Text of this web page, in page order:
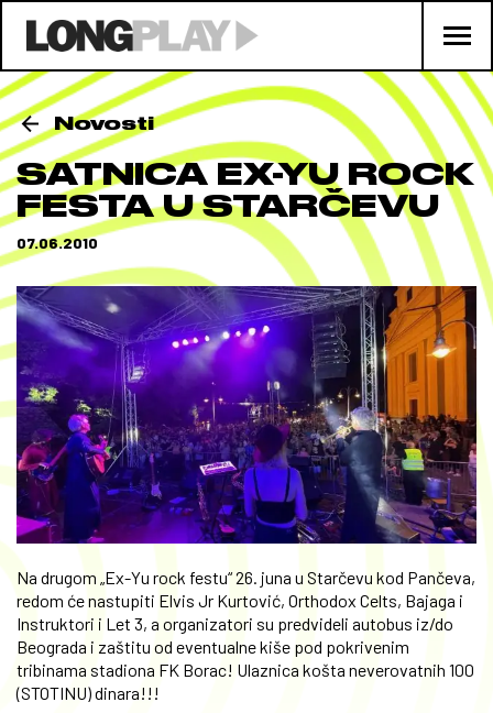
Novosti
SATNICA EX-YU ROCK
FESTA U STARČEVU
07.06.2010
Na drugom „Ex-Yu rock festu“ 26. juna u Starčevu kod Pančeva,
redom će nastupiti Elvis Jr Kurtović, Orthodox Celts, Bajaga i
Instruktori i Let 3, a organizatori su predvideli autobus iz/do
Beograda i zaštitu od eventualne kiše pod pokrivenim
tribinama stadiona FK Borac! Ulaznica košta neverovatnih 100
(STOTINU) dinara!!!